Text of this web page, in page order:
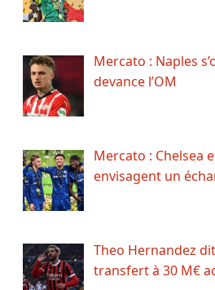
Mercato : Naples
devance l’OM
Mercato : Chelsea
envisagent un
Theo Hernandez
transfert à 30 M€